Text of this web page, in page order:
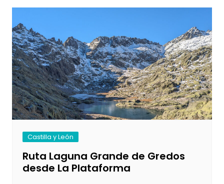
Castilla y León
Ruta Laguna Grande de Gredos
desde La Plataforma